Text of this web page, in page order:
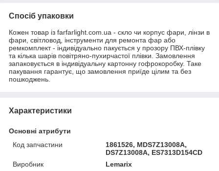
Спосіб упаковки
Кожен товар із farfarlight.com.ua - скло чи корпус фари, лінзи в
фари, світловод, інструменти для ремонта фар або
ремкомплект - індивідуально пакується у прозору ПВХ-плівку
та кілька шарів повітряно-пухирчастої плівки. Замовлення
запаковується в індивідуальну картонну гофрокоробку. Таке
пакування гарантує, що замовлення приїде цілим та без
пошкоджень.
Характеристики
Основні атрибути
Код запчастини
1861526, MDS7Z13008A,
DS7Z13008A, ES7313D154CD
Виробник
Lemarix